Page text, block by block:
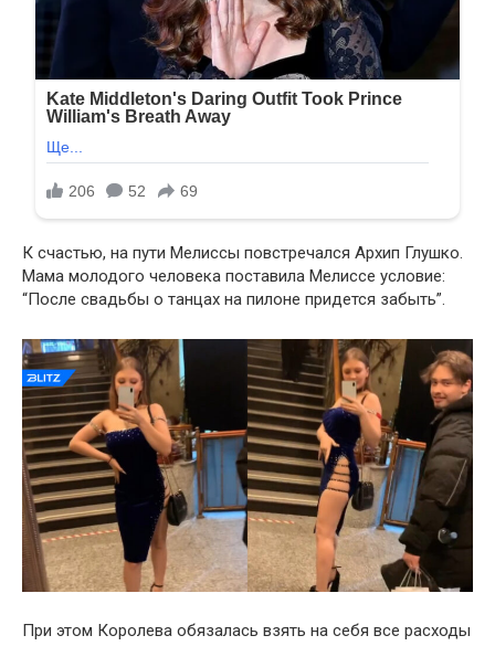
К счастью, на пути Мелиссы повстречался Архип Глушко.
Мама молодого человека поставила Мелиссе условие:
“После свадьбы о танцах на пилоне придется забыть”.
При этом Королева обязалась взять на себя все расходы